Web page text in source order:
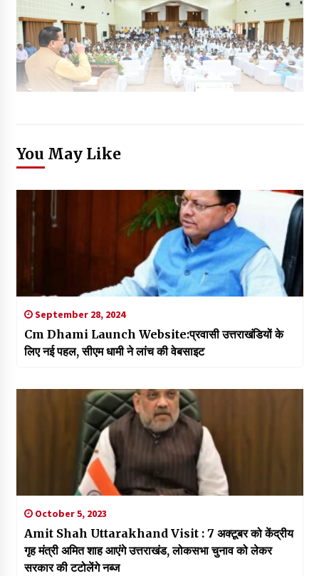
You May Like
September 28, 2024
Cm Dhami Launch Website:प्रवासी उत्तराखंडियों के
लिए नई पहल, सीएम धामी ने लांच की वेबसाइट
October 5, 2023
Amit Shah Uttarakhand Visit : 7 अक्टूबर को केंद्रीय
गृह मंत्री अमित शाह आएंगे उत्तराखंड, लोकसभा चुनाव को लेकर
सरकार की टटोलेंगे नब्ज